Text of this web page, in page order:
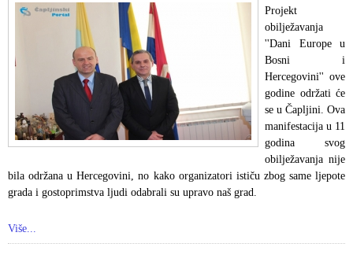
Projekt
obilježavanja
''Dani Europe u
Bosni i
Hercegovini'' ove
godine održati će
se u Čapljini. Ova
manifestacija u 11
godina svog
obilježavanja nije
bila održana u Hercegovini, no kako organizatori ističu zbog same ljepote
grada i gostoprimstva ljudi odabrali su upravo naš grad.
Više...